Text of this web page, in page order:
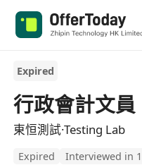
Expired
行政會計文員
東恒測試·Testing Lab
Expired Interviewed in